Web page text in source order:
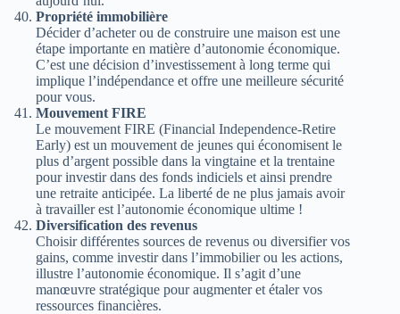
Propriété immobilière
Décider d’acheter ou de construire une maison est une
étape importante en matière d’autonomie économique.
C’est une décision d’investissement à long terme qui
implique l’indépendance et offre une meilleure sécurité
pour vous.
Mouvement FIRE
Le mouvement FIRE (Financial Independence-Retire
Early) est un mouvement de jeunes qui économisent le
plus d’argent possible dans la vingtaine et la trentaine
pour investir dans des fonds indiciels et ainsi prendre
une retraite anticipée. La liberté de ne plus jamais avoir
à travailler est l’autonomie économique ultime !
Diversification des revenus
Choisir différentes sources de revenus ou diversifier vos
gains, comme investir dans l’immobilier ou les actions,
illustre l’autonomie économique. Il s’agit d’une
manœuvre stratégique pour augmenter et étaler vos
ressources financières.